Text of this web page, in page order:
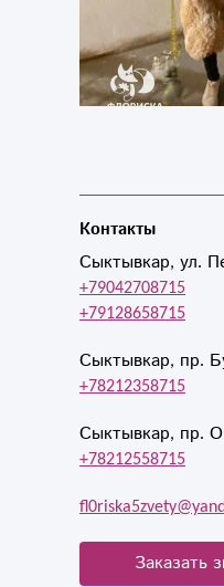
Контакты
Сыктывкар, ул.
+79042708715
+79128658715
Сыктывкар, пр.
+78212358715
Сыктывкар, пр.
+78212558715
Заказать